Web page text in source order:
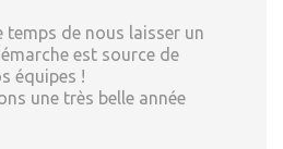
de nous laisser un
est source de
équipes !
une très belle année